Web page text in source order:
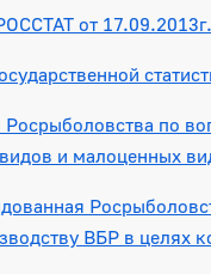
от
по
и малоценных
ВБР в целях